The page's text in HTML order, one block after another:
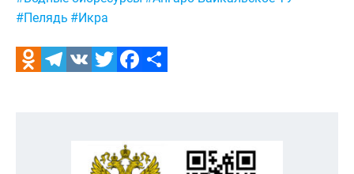
#Пелядь #Икра